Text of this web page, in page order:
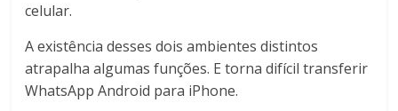
celular.
A existência desses dois ambientes distintos
atrapalha algumas funções. E torna difícil transferir
WhatsApp Android para iPhone.